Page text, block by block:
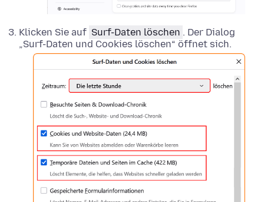
Klicken Sie auf Surf-Daten löschen . Der Dialog
„Surf-Daten und Cookies löschen“ öffnet sich.